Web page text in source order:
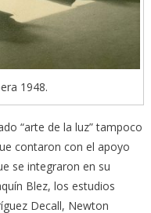
1948.
“arte de la luz” tampoco
contaron con el apoyo
se integraron en su
Blez, los estudios
Decall, Newton